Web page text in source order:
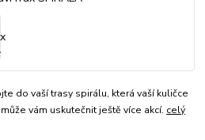
do vaší trasy spirálu, která vaší kuličce
vám uskutečnit ještě více akcí. celý